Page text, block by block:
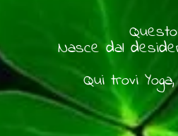
Nasce dal
Qui trovi